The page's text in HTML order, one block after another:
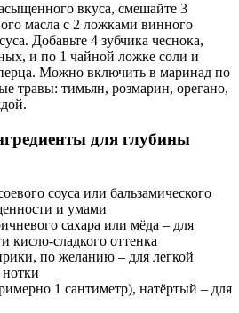
вкуса, смешайте 3
масла с 2 ложками винного
Добавьте 4 зубчика чеснока,
и по 1 чайной ложке соли и
Можно включить в маринад по
травы: тимьян, розмарин, орегано,
для глубины
соуса или бальзамического
и умами
сахара или мёда – для
кисло-сладкого оттенка
по желанию – для легкой
нотки
1 сантиметр), натёртый – для